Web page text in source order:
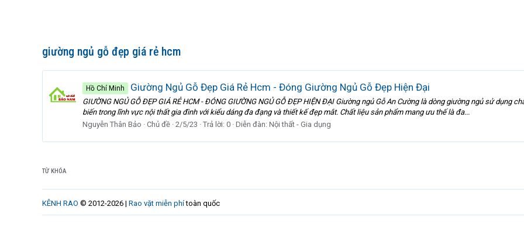
giường ngủ gỗ đẹp giá rẻ hcm
Hồ Chí Minh Giường Ngủ Gỗ Đẹp Giá Rẻ Hcm - Đóng Giường Ngủ Gỗ Đẹp Hiện Đại
GIƯỜNG NGỦ GỖ ĐẸP GIÁ RẺ HCM - ĐÓNG GIƯỜNG NGỦ GỖ ĐẸP HIỆN ĐẠI Giường ngủ Gỗ An Cường là dòng giường ngủ sử dụng
biến trong lĩnh vực nội thất gia đình với kiểu dáng đa đạng và thiết kế đẹp mắt. Chất liệu sản phẩm mang ưu thế là đa...
Nguyễn Thân Bảo
Chủ đề 2/5/23 Trả lời: 0 Diễn đàn: Nội thất - Gia dụng
TỪ KHÓA
KÊNH RAO © 2012-2026 | Rao vặt miễn phítoàn quốc